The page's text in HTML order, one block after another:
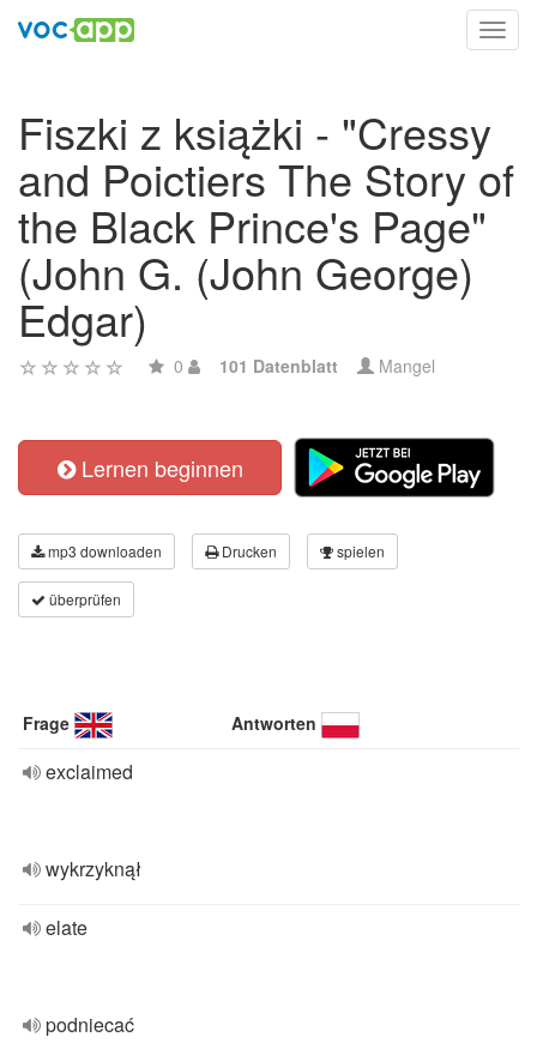
Fiszki z książki - "Cressy
and Poictiers The Story of
the Black Prince's Page"
(John G. (John George)
Edgar)
0 101 Datenblatt Mangel
Lernen beginnen
mp3 downloaden Drucken spielen
überprüfen
Frage Antworten
exclaimed
wykrzyknął
elate
podniecać